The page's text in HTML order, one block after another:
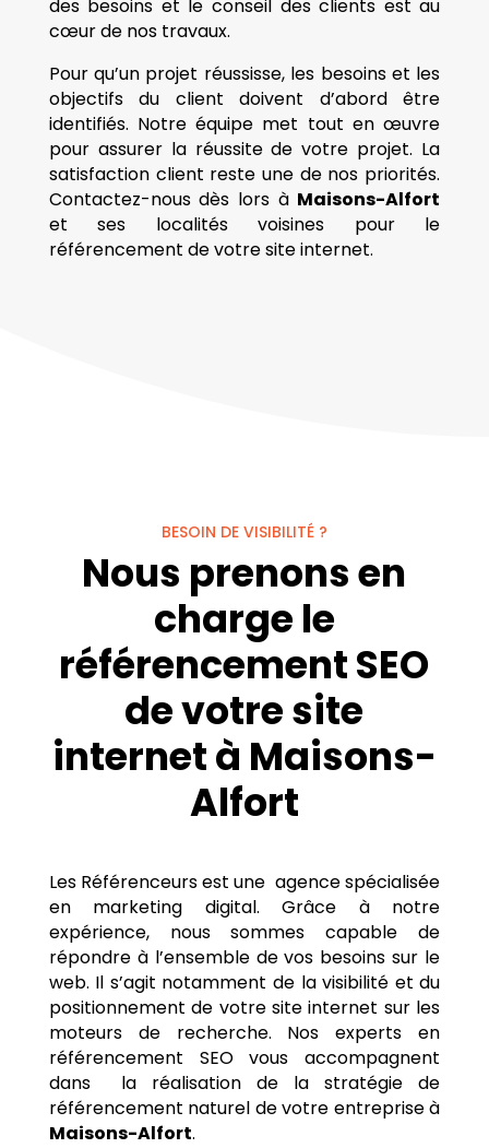
des besoins et le conseil des clients est au
cœur de nos travaux.
Pour qu’un projet réussisse, les besoins et les
objectifs du client doivent d’abord être
identifiés. Notre équipe met tout en œuvre
pour assurer la réussite de votre projet. La
satisfaction client reste une de nos priorités.
Contactez-nous dès lors à Maisons-Alfort
et ses localités voisines pour le
référencement de votre site internet.
BESOIN DE VISIBILITÉ ?
Nous prenons en
charge le
référencement SEO
de votre site
internet à Maisons-
Alfort
Les Référenceurs est une agence spécialisée
en marketing digital. Grâce à notre
expérience, nous sommes capable de
répondre à l’ensemble de vos besoins sur le
web. Il s’agit notamment de la visibilité et du
positionnement de votre site internet sur les
moteurs de recherche. Nos experts en
référencement SEO vous accompagnent
dans la réalisation de la stratégie de
référencement naturel de votre entreprise à
Maisons-Alfort.